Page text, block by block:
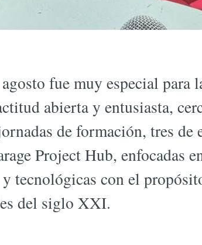
fue muy especial para
abierta y entusiasta,
de formación, tres de
Project Hub, enfocadas
tecnológicas con el
del siglo XXI.